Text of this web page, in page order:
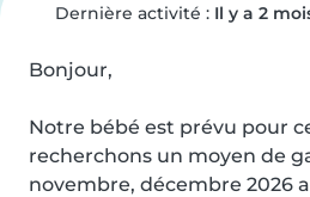
Dernière activité : Il y a 2
Bonjour,
Notre bébé est prévu pour
recherchons un moyen de
novembre, décembre 2026